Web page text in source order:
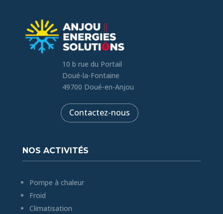
10 b rue du Portail
Doué-la-Fontaine
49700 Doué-en-Anjou
Contactez-nous
NOS ACTIVITÉS
Pompe à chaleur
Froid
Climatisation